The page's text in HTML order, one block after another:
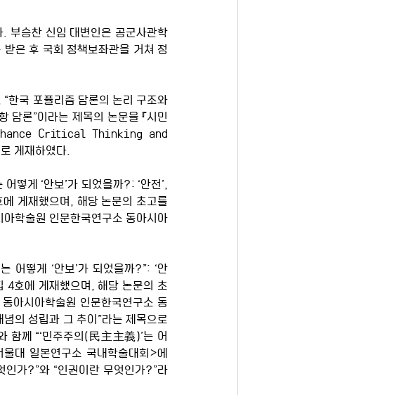
부승찬 신임 대변인은 공군사관학
은 후 국회 정책보좌관을 거쳐 정
한국 포퓰리즘 담론의 논리 구조와
담론”이라는 제목의 논문을 『시민
Critical Thinking and
게재하였다.
떻게 ‘안보’가 되었을까?: ‘안전’,
에 게재했으며, 해당 논문의 초고를
학술원 인문한국연구소 동아시아
떻게 ‘안보’가 되었을까?”: ‘안
4호에 게재했으며, 해당 논문의 초
아시아학술원 인문한국연구소 동
의 성립과 그 추이”라는 제목으로
함께 “‘민주주의(民主主義)’는 어
대 일본연구소 국내학술대회>에
가?”와 “인권이란 무엇인가?”라